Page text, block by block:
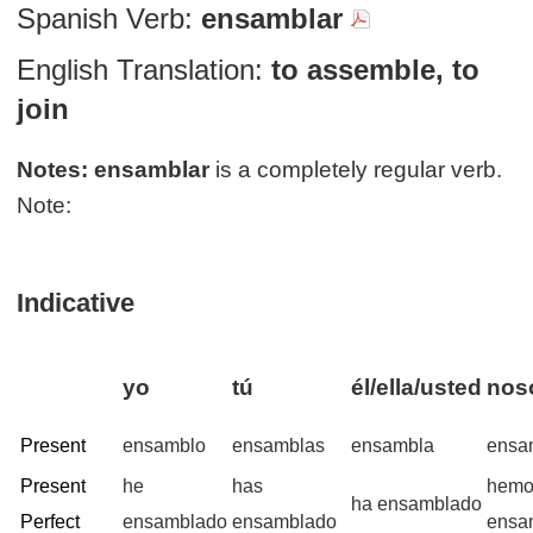
Spanish Verb: ensamblar
English Translation: to assemble, to
join
Notes: ensamblar is a completely regular verb.
Note:
Indicative
yo tú él/ella/usted
Present ensamblo ensamblas ensambla
Present
Perfect
he
ensamblado
has
ensamblado
ha ensamblado